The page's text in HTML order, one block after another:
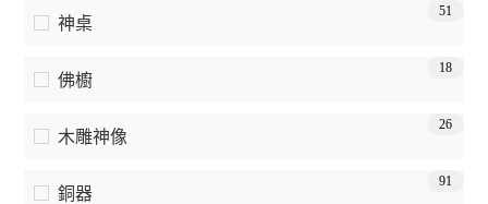
神桌
51
佛櫥
18
木雕神像
26
銅器
91